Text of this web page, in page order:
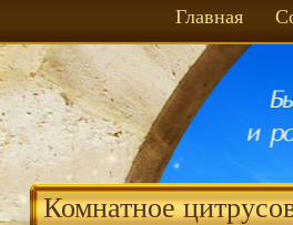
Главная
Комнатное